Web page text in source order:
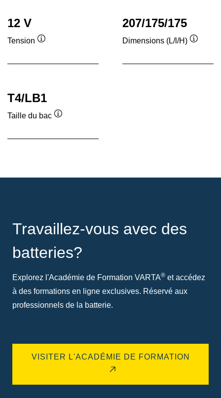
12 V
Tension
207/175/175
Dimensions (L/l/H)
T4/LB1
Taille du bac
Travaillez-vous avec des
batteries?
Explorez l'Académie de Formation VARTA® et accédez
à des formations en ligne exclusives. Réservé aux
professionnels de la batterie.
VISITER L'ACADÉMIE DE FORMATION